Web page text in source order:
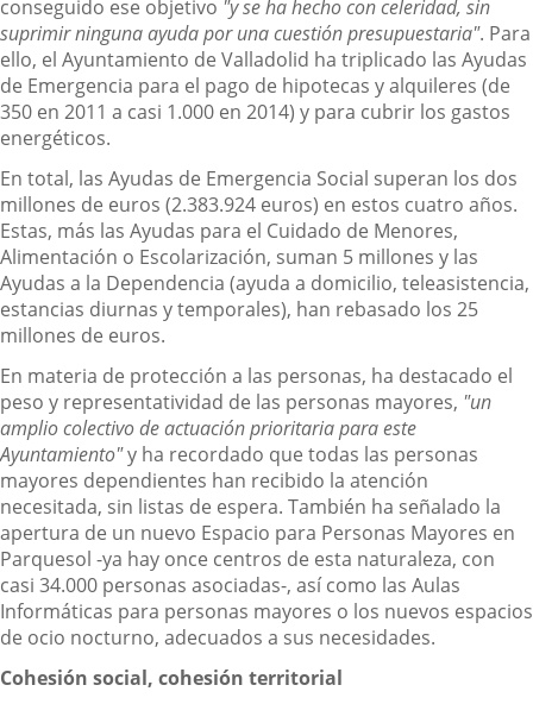
conseguido ese objetivo "y se ha hecho con celeridad, sin
suprimir ninguna ayuda por una cuestión presupuestaria". Para
ello, el Ayuntamiento de Valladolid ha triplicado las Ayudas
de Emergencia para el pago de hipotecas y alquileres (de
350 en 2011 a casi 1.000 en 2014) y para cubrir los gastos
energéticos.
En total, las Ayudas de Emergencia Social superan los dos
millones de euros (2.383.924 euros) en estos cuatro años.
Estas, más las Ayudas para el Cuidado de Menores,
Alimentación o Escolarización, suman 5 millones y las
Ayudas a la Dependencia (ayuda a domicilio, teleasistencia,
estancias diurnas y temporales), han rebasado los 25
millones de euros.
En materia de protección a las personas, ha destacado el
peso y representatividad de las personas mayores, "un
amplio colectivo de actuación prioritaria para este
Ayuntamiento"y ha recordado que todas las personas
mayores dependientes han recibido la atención
necesitada, sin listas de espera. También ha señalado la
apertura de un nuevo Espacio para Personas Mayores en
Parquesol -ya hay once centros de esta naturaleza, con
casi 34.000 personas asociadas-, así como las Aulas
Informáticas para personas mayores o los nuevos espacios
de ocio nocturno, adecuados a sus necesidades.
Cohesión social, cohesión territorial